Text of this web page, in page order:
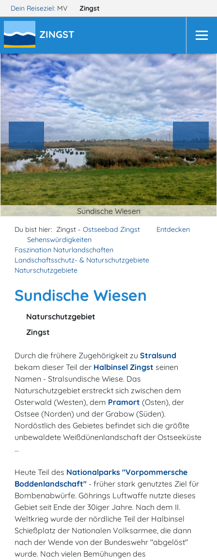
Dein Reiseziel: MV Zingst
ZINGST
Sundische Wiesen
Du bist hier: Zingst - Ostseebad Zingst
Entdecken
Sehenswürdigkeiten
Faszination Naturlandschaften
Landschaftsschutz- & Naturschutzgebiete
Naturschutzgebiete
Sundische Wiesen
Naturschutzgebiet
Zingst
Durch die frühere Zugehörigkeit zu Stralsund
bekam dieser Teil der Halbinsel Zingst seinen
Namen - Stralsundische Wiese. Das
Naturschutzgebiet erstreckt sich zwischen dem
Osterwald (Westen), dem Pramort (Osten), der
Ostsee (Norden) und der Grabow (Süden).
Nordöstlich des Gebietes befindet sich die größte
unbewaldete Weißdünenlandschaft der Ostseeküste
...
Heute Teil des Nationalparks "Vorpommersche
Boddenlandschaft" - früher stark genutztes Ziel für
Bombenabwürfe. Göhrings Luftwaffe nutzte dieses
Gebiet seit Ende der 30iger Jahre. Nach dem II.
Weltkrieg wurde der nördliche Teil der Halbinsel
Schießplatz der Nationalen Volksarmee, die dann
nach der Wende von der Bundeswehr "abgelöst"
wurde. Nach vielen Bemühungen des